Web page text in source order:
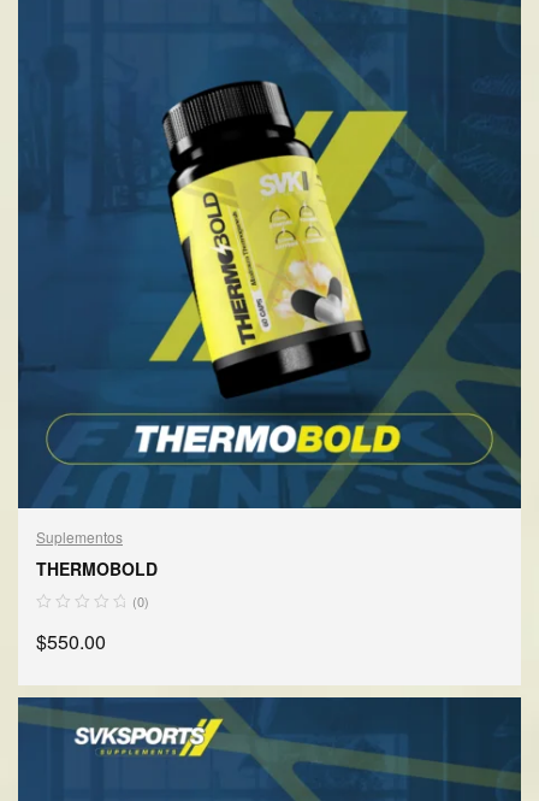
Suplementos
THERMOBOLD
(0)
$550.00
AÑADIR AL CARRITO